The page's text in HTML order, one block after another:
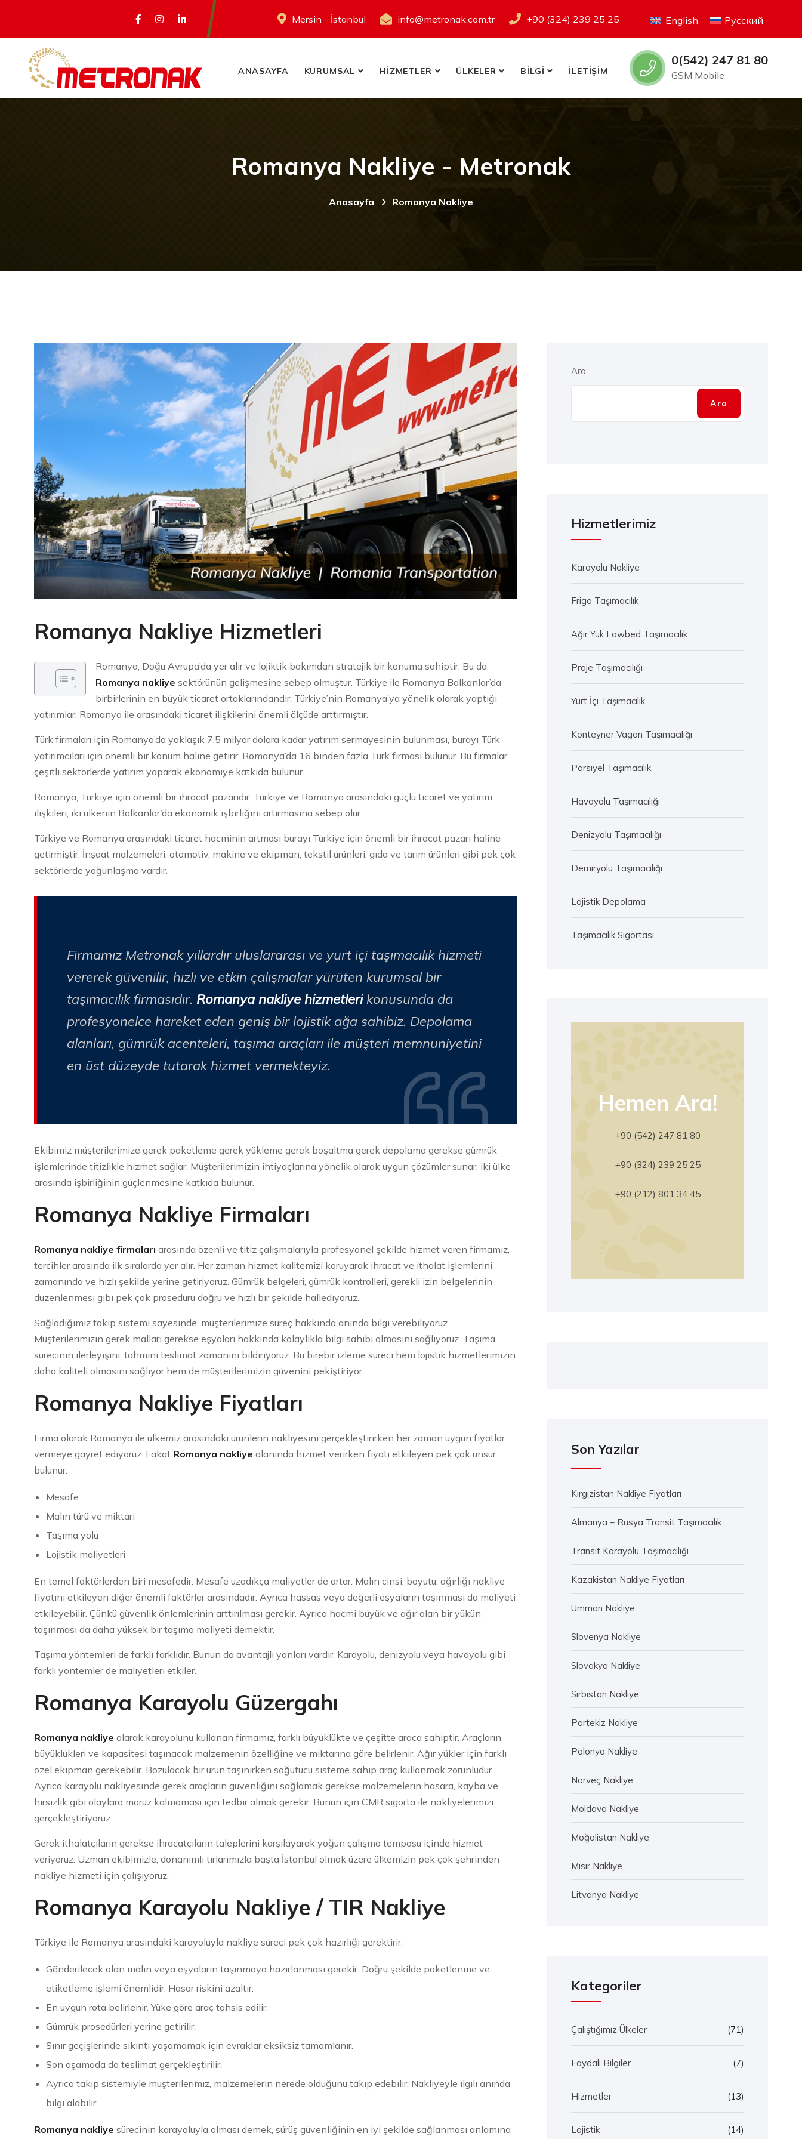
Mersin - İstanbul info@metronak.com.tr +90 (324) 239 25 25 English Русский
0(542) 247 81 80
GSM Mobile
ANASAYFA KURUMSAL HİZMETLER ÜLKELER BİLGİ İLETİŞİM
Romanya Nakliye - Metronak
Anasayfa Romanya Nakliye
Romanya Nakliye Hizmetleri
Romanya, Doğu Avrupa’da yer alır ve lojiktik bakımdan stratejik bir konuma sahiptir. Bu da
Romanya nakliye sektörünün gelişmesine sebep olmuştur. Türkiye ile Romanya Balkanlar’da
birbirlerinin en büyük ticaret ortaklarındandır. Türkiye’nin Romanya’ya yönelik olarak yaptığı
yatırımlar, Romanya ile arasındaki ticaret ilişkilerini önemli ölçüde arttırmıştır.
Türk firmaları için Romanya’da yaklaşık 7,5 milyar dolara kadar yatırım sermayesinin bulunması, burayı Türk
yatırımcıları için önemli bir konum haline getirir. Romanya’da 16 binden fazla Türk firması bulunur. Bu firmalar
çeşitli sektörlerde yatırım yaparak ekonomiye katkıda bulunur.
Romanya, Türkiye için önemli bir ihracat pazarıdır. Türkiye ve Romanya arasındaki güçlü ticaret ve yatırım
ilişkileri, iki ülkenin Balkanlar’da ekonomik işbirliğini artırmasına sebep olur.
Türkiye ve Romanya arasındaki ticaret hacminin artması burayı Türkiye için önemli bir ihracat pazarı haline
getirmiştir. İnşaat malzemeleri, otomotiv, makine ve ekipman, tekstil ürünleri, gıda ve tarım ürünleri gibi pek çok
sektörlerde yoğunlaşma vardır.
Firmamız Metronak yıllardır uluslararası ve yurt içi taşımacılık hizmeti
vererek güvenilir, hızlı ve etkin çalışmalar yürüten kurumsal bir
taşımacılık firmasıdır. Romanya nakliye hizmetlerikonusunda da
profesyonelce hareket eden geniş bir lojistik ağa sahibiz. Depolama
alanları, gümrük acenteleri, taşıma araçları ile müşteri memnuniyetini
en üst düzeyde tutarak hizmet vermekteyiz.
Ekibimiz müşterilerimize gerek paketleme gerek yükleme gerek boşaltma gerek depolama gerekse gümrük
işlemlerinde titizlikle hizmet sağlar. Müşterilerimizin ihtiyaçlarına yönelik olarak uygun çözümler sunar, iki ülke
arasında işbirliğinin güçlenmesine katkıda bulunur.
Romanya Nakliye Firmaları
Romanya nakliye firmaları arasında özenli ve titiz çalışmalarıyla profesyonel şekilde hizmet veren firmamız,
tercihler arasında ilk sıralarda yer alır. Her zaman hizmet kalitemizi koruyarak ihracat ve ithalat işlemlerini
zamanında ve hızlı şekilde yerine getiriyoruz. Gümrük belgeleri, gümrük kontrolleri, gerekli izin belgelerinin
düzenlenmesi gibi pek çok prosedürü doğru ve hızlı bir şekilde hallediyoruz.
Sağladığımız takip sistemi sayesinde, müşterilerimize süreç hakkında anında bilgi verebiliyoruz.
Müşterilerimizin gerek malları gerekse eşyaları hakkında kolaylıkla bilgi sahibi olmasını sağlıyoruz. Taşıma
sürecinin ilerleyişini, tahmini teslimat zamanını bildiriyoruz. Bu birebir izleme süreci hem lojistik hizmetlerimizin
daha kaliteli olmasını sağlıyor hem de müşterilerimizin güvenini pekiştiriyor.
Romanya Nakliye Fiyatları
Firma olarak Romanya ile ülkemiz arasındaki ürünlerin nakliyesini gerçekleştirirken her zaman uygun fiyatlar
vermeye gayret ediyoruz. Fakat Romanya nakliye alanında hizmet verirken fiyatı etkileyen pek çok unsur
bulunur:
Mesafe
Malın türü ve miktarı
Taşıma yolu
Lojistik maliyetleri
En temel faktörlerden biri mesafedir. Mesafe uzadıkça maliyetler de artar. Malın cinsi, boyutu, ağırlığı nakliye
fiyatını etkileyen diğer önemli faktörler arasındadır. Ayrıca hassas veya değerli eşyaların taşınması da maliyeti
etkileyebilir. Çünkü güvenlik önlemlerinin arttırılması gerekir. Ayrıca hacmi büyük ve ağır olan bir yükün
taşınması da daha yüksek bir taşıma maliyeti demektir.
Taşıma yöntemleri de farklı farklıdır. Bunun da avantajlı yanları vardır. Karayolu, denizyolu veya havayolu gibi
farklı yöntemler de maliyetleri etkiler.
Romanya Karayolu Güzergahı
Romanya nakliye olarak karayolunu kullanan firmamız, farklı büyüklükte ve çeşitte araca sahiptir. Araçların
büyüklükleri ve kapasitesi taşınacak malzemenin özelliğine ve miktarına göre belirlenir. Ağır yükler için farklı
özel ekipman gerekebilir. Bozulacak bir ürün taşınırken soğutucu sisteme sahip araç kullanmak zorunludur.
Ayrıca karayolu nakliyesinde gerek araçların güvenliğini sağlamak gerekse malzemelerin hasara, kayba ve
hırsızlık gibi olaylara maruz kalmaması için tedbir almak gerekir. Bunun için CMR sigorta ile nakliyelerimizi
gerçekleştiriyoruz.
Gerek ithalatçıların gerekse ihracatçıların taleplerini karşılayarak yoğun çalışma temposu içinde hizmet
veriyoruz. Uzman ekibimizle, donanımlı tırlarımızla başta İstanbul olmak üzere ülkemizin pek çok şehrinden
nakliye hizmeti için çalışıyoruz.
Romanya Karayolu Nakliye / TIR Nakliye
Türkiye ile Romanya arasındaki karayoluyla nakliye süreci pek çok hazırlığı gerektirir:
Gönderilecek olan malın veya eşyaların taşınmaya hazırlanması gerekir. Doğru şekilde paketlenme ve
etiketleme işlemi önemlidir. Hasar riskini azaltır.
En uygun rota belirlenir. Yüke göre araç tahsis edilir.
Gümrük prosedürleri yerine getirilir.
Sınır geçişlerinde sıkıntı yaşamamak için evraklar eksiksiz tamamlanır.
Son aşamada da teslimat gerçekleştirilir.
Ayrıca takip sistemiyle müşterilerimiz, malzemelerin nerede olduğunu takip edebilir. Nakliyeyle ilgili anında
bilgi alabilir.
Romanya nakliye sürecinin karayoluyla olması demek, sürüş güvenliğinin en iyi şekilde sağlanması anlamına
Ara
Ara
Hizmetlerimiz
Karayolu Nakliye
Frigo Taşımacılık
Ağır Yük Lowbed Taşımacılık
Proje Taşımacılığı
Yurt İçi Taşımacılık
Konteyner Vagon Taşımacılığı
Parsiyel Taşımacılık
Havayolu Taşımacılığı
Denizyolu Taşımacılığı
Demiryolu Taşımacılığı
Lojistik Depolama
Taşımacılık Sigortası
Hemen Ara!
+90 (542) 247 81 80
+90 (324) 239 25 25
+90 (212) 801 34 45
Son Yazılar
Kırgızistan Nakliye Fiyatları
Almanya – Rusya Transit Taşımacılık
Transit Karayolu Taşımacılığı
Kazakistan Nakliye Fiyatları
Umman Nakliye
Slovenya Nakliye
Slovakya Nakliye
Sırbistan Nakliye
Portekiz Nakliye
Polonya Nakliye
Norveç Nakliye
Moldova Nakliye
Moğolistan Nakliye
Mısır Nakliye
Litvanya Nakliye
Kategoriler
Çalıştığımız Ülkeler (71)
Faydalı Bilgiler (7)
Hizmetler (13)
Lojistik (14)